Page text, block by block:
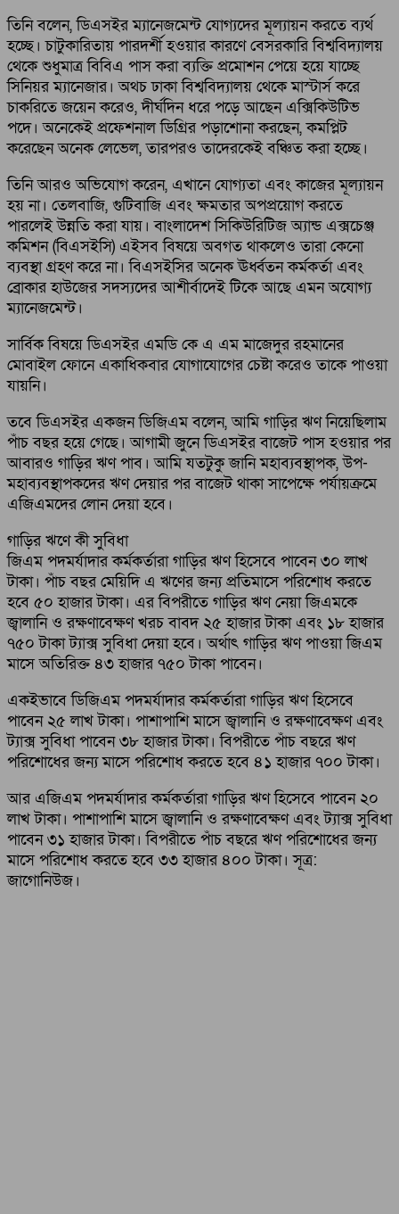
তিনি বলেন, ডিএসইর ম্যানেজমেন্ট যোগ্যদের মূল্যায়ন করতে ব্যর্থ
হচ্ছে। চাটুকারিতায় পারদর্শী হওয়ার কারণে বেসরকারি বিশ্ববিদ্যালয়
থেকে শুধুমাত্র বিবিএ পাস করা ব্যক্তি প্রমোশন পেয়ে হয়ে যাচ্ছে
সিনিয়র ম্যানেজার। অথচ ঢাকা বিশ্ববিদ্যালয় থেকে মাস্টার্স করে
চাকরিতে জয়েন করেও, দীর্ঘদিন ধরে পড়ে আছেন এক্সিকিউটিভ
পদে। অনেকেই প্রফেশনাল ডিগ্রির পড়াশোনা করছেন, কমপ্লিট
করেছেন অনেক লেভেল, তারপরও তাদেরকেই বঞ্চিত করা হচ্ছে।
তিনি আরও অভিযোগ করেন, এখানে যোগ্যতা এবং কাজের মূল্যায়ন
হয় না। তেলবাজি, গুটিবাজি এবং ক্ষমতার অপপ্রয়োগ করতে
পারলেই উন্নতি করা যায়। বাংলাদেশ সিকিউরিটিজ অ্যান্ড এক্সচেঞ্জ
কমিশন (বিএসইসি) এইসব বিষয়ে অবগত থাকলেও তারা কেনো
ব্যবস্থা গ্রহণ করে না। বিএসইসির অনেক ঊর্ধ্বতন কর্মকর্তা এবং
ব্রোকার হাউজের সদস্যদের আশীর্বাদেই টিকে আছে এমন অযোগ্য
ম্যানেজমেন্ট।
সার্বিক বিষয়ে ডিএসইর এমডি কে এ এম মাজেদুর রহমানের
মোবাইল ফোনে একাধিকবার যোগাযোগের চেষ্টা করেও তাকে পাওয়া
যায়নি।
তবে ডিএসইর একজন ডিজিএম বলেন, আমি গাড়ির ঋণ নিয়েছিলাম
পাঁচ বছর হয়ে গেছে। আগামী জুনে ডিএসইর বাজেট পাস হওয়ার পর
আবারও গাড়ির ঋণ পাব। আমি যতটুকু জানি মহাব্যবস্থাপক, উপ-
মহাব্যবস্থাপকদের ঋণ দেয়ার পর বাজেট থাকা সাপেক্ষে পর্যায়ক্রমে
এজিএমদের লোন দেয়া হবে।
গাড়ির ঋণে কী সুবিধা
জিএম পদমর্যাদার কর্মকর্তারা গাড়ির ঋণ হিসেবে পাবেন ৩০ লাখ
টাকা। পাঁচ বছর মেয়িদি এ ঋণের জন্য প্রতিমাসে পরিশোধ করতে
হবে ৫০ হাজার টাকা। এর বিপরীতে গাড়ির ঋণ নেয়া জিএমকে
জ্বালানি ও রক্ষণাবেক্ষণ খরচ বাবদ ২৫ হাজার টাকা এবং ১৮ হাজার
৭৫০ টাকা ট্যাক্স সুবিধা দেয়া হবে। অর্থাৎ গাড়ির ঋণ পাওয়া জিএম
মাসে অতিরিক্ত ৪৩ হাজার ৭৫০ টাকা পাবেন।
একইভাবে ডিজিএম পদমর্যাদার কর্মকর্তারা গাড়ির ঋণ হিসেবে
পাবেন ২৫ লাখ টাকা। পাশাপাশি মাসে জ্বালানি ও রক্ষণাবেক্ষণ এবং
ট্যাক্স সুবিধা পাবেন ৩৮ হাজার টাকা। বিপরীতে পাঁচ বছরে ঋণ
পরিশোধের জন্য মাসে পরিশোধ করতে হবে ৪১ হাজার ৭০০ টাকা।
আর এজিএম পদমর্যাদার কর্মকর্তারা গাড়ির ঋণ হিসেবে পাবেন ২০
লাখ টাকা। পাশাপাশি মাসে জ্বালানি ও রক্ষণাবেক্ষণ এবং ট্যাক্স সুবিধা
পাবেন ৩১ হাজার টাকা। বিপরীতে পাঁচ বছরে ঋণ পরিশোধের জন্য
মাসে পরিশোধ করতে হবে ৩৩ হাজার ৪০০ টাকা। সূত্র:
জাগোনিউজ।